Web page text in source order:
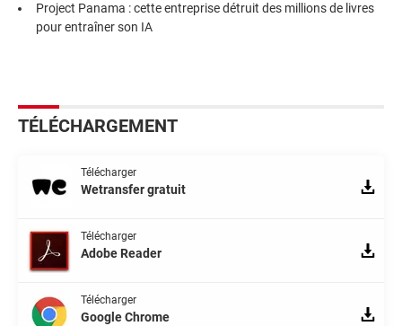
Project Panama : cette entreprise détruit des millions de livres
pour entraîner son IA
TÉLÉCHARGEMENT
Télécharger
Wetransfer gratuit
Télécharger
Adobe Reader
Télécharger
Google Chrome